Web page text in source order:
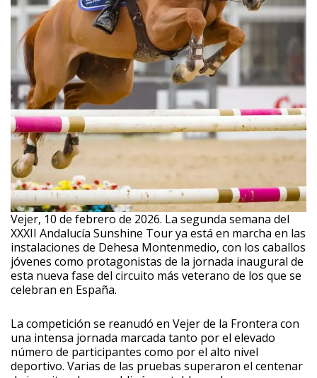
Vejer, 10 de febrero de 2026. La segunda semana del
XXXII Andalucía Sunshine Tour ya está en marcha en las
instalaciones de Dehesa Montenmedio, con los caballos
jóvenes como protagonistas de la jornada inaugural de
esta nueva fase del circuito más veterano de los que se
celebran en España.
La competición se reanudó en Vejer de la Frontera con
una intensa jornada marcada tanto por el elevado
número de participantes como por el alto nivel
deportivo. Varias de las pruebas superaron el centenar